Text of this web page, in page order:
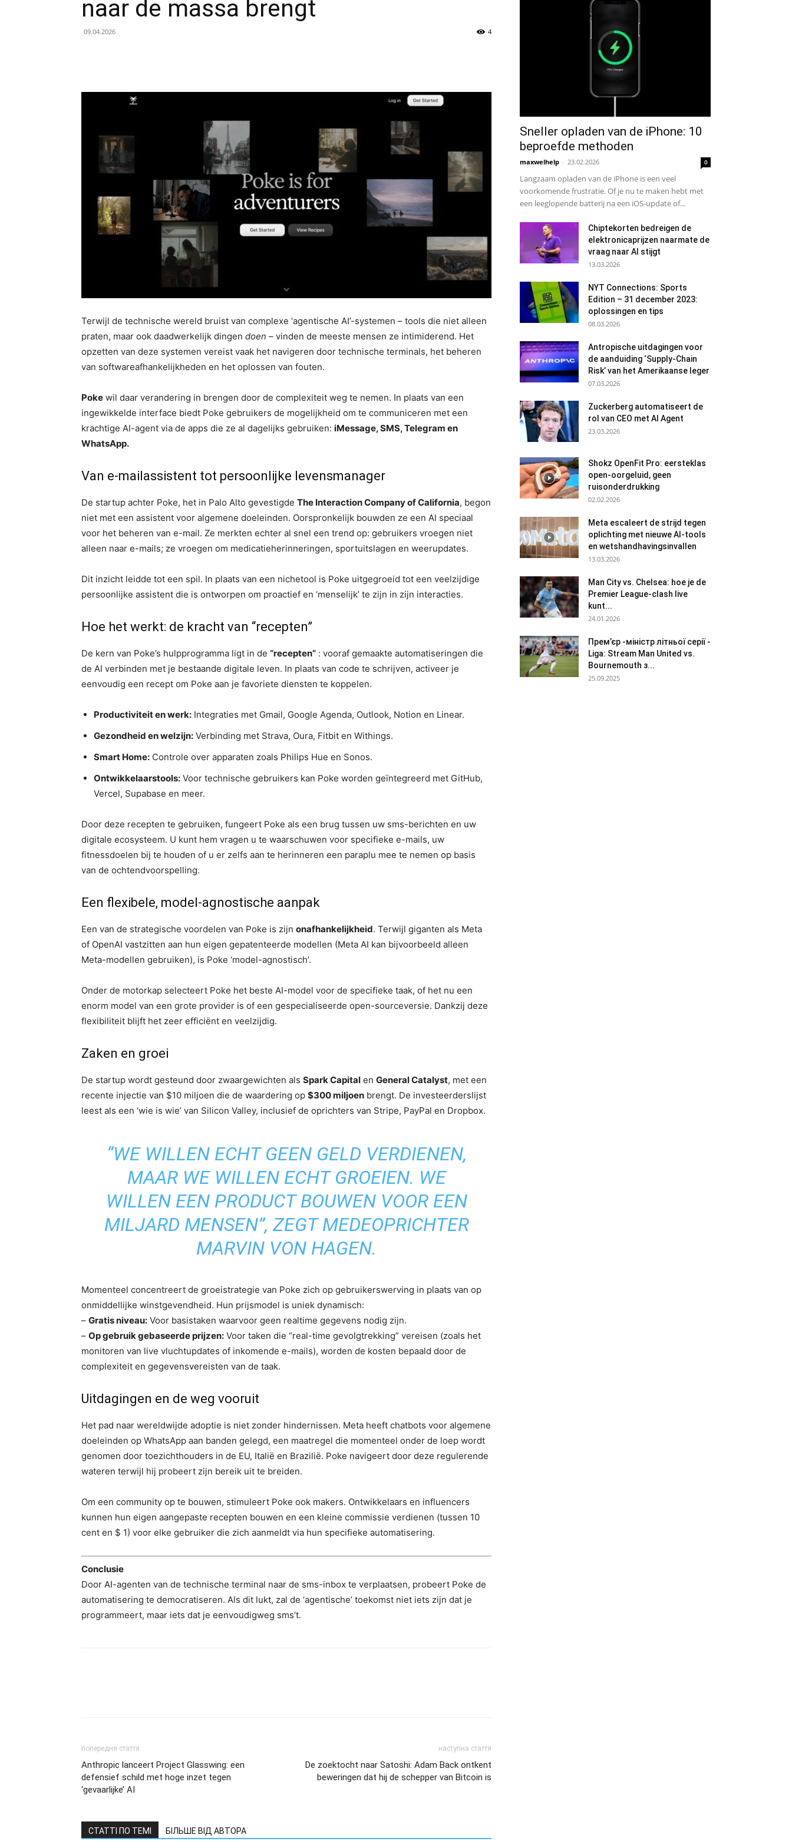
naar de massa brengt
09.04.2026 4
Terwijl de technische wereld bruist van complexe ‘agentische AI’-systemen – tools die niet alleen
praten, maar ook daadwerkelijk dingen doen – vinden de meeste mensen ze intimiderend. Het
opzetten van deze systemen vereist vaak het navigeren door technische terminals, het beheren
van softwareafhankelijkheden en het oplossen van fouten.
Poke wil daar verandering in brengen door de complexiteit weg te nemen. In plaats van een
ingewikkelde interface biedt Poke gebruikers de mogelijkheid om te communiceren met een
krachtige AI-agent via de apps die ze al dagelijks gebruiken: iMessage, SMS, Telegram en
WhatsApp.
Van e-mailassistent tot persoonlijke levensmanager
De startup achter Poke, het in Palo Alto gevestigde The Interaction Company of California, begon
niet met een assistent voor algemene doeleinden. Oorspronkelijk bouwden ze een AI speciaal
voor het beheren van e-mail. Ze merkten echter al snel een trend op: gebruikers vroegen niet
alleen naar e-mails; ze vroegen om medicatieherinneringen, sportuitslagen en weerupdates.
Dit inzicht leidde tot een spil. In plaats van een nichetool is Poke uitgegroeid tot een veelzijdige
persoonlijke assistent die is ontworpen om proactief en ‘menselijk’ te zijn in zijn interacties.
Hoe het werkt: de kracht van “recepten”
De kern van Poke’s hulpprogramma ligt in de “recepten” : vooraf gemaakte automatiseringen die
de AI verbinden met je bestaande digitale leven. In plaats van code te schrijven, activeer je
eenvoudig een recept om Poke aan je favoriete diensten te koppelen.
Productiviteit en werk: Integraties met Gmail, Google Agenda, Outlook, Notion en Linear.
Gezondheid en welzijn: Verbinding met Strava, Oura, Fitbit en Withings.
Smart Home: Controle over apparaten zoals Philips Hue en Sonos.
Ontwikkelaarstools: Voor technische gebruikers kan Poke worden geïntegreerd met GitHub,
Vercel, Supabase en meer.
Door deze recepten te gebruiken, fungeert Poke als een brug tussen uw sms-berichten en uw
digitale ecosysteem. U kunt hem vragen u te waarschuwen voor specifieke e-mails, uw
fitnessdoelen bij te houden of u er zelfs aan te herinneren een paraplu mee te nemen op basis
van de ochtendvoorspelling.
Een flexibele, model-agnostische aanpak
Een van de strategische voordelen van Poke is zijn onafhankelijkheid. Terwijl giganten als Meta
of OpenAI vastzitten aan hun eigen gepatenteerde modellen (Meta AI kan bijvoorbeeld alleen
Meta-modellen gebruiken), is Poke ‘model-agnostisch’.
Onder de motorkap selecteert Poke het beste AI-model voor de specifieke taak, of het nu een
enorm model van een grote provider is of een gespecialiseerde open-sourceversie. Dankzij deze
flexibiliteit blijft het zeer efficiënt en veelzijdig.
Zaken en groei
De startup wordt gesteund door zwaargewichten als Spark Capital en General Catalyst, met een
recente injectie van $10 miljoen die de waardering op $300 miljoen brengt. De investeerderslijst
leest als een ‘wie is wie’ van Silicon Valley, inclusief de oprichters van Stripe, PayPal en Dropbox.
“WE WILLEN ECHT GEEN GELD VERDIENEN,
MAAR WE WILLEN ECHT GROEIEN. WE
WILLEN EEN PRODUCT BOUWEN VOOR EEN
MILJARD MENSEN”, ZEGT MEDEOPRICHTER
MARVIN VON HAGEN.
Momenteel concentreert de groeistrategie van Poke zich op gebruikerswerving in plaats van op
onmiddellijke winstgevendheid. Hun prijsmodel is uniek dynamisch:
– Gratis niveau: Voor basistaken waarvoor geen realtime gegevens nodig zijn.
– Op gebruik gebaseerde prijzen: Voor taken die “real-time gevolgtrekking” vereisen (zoals het
monitoren van live vluchtupdates of inkomende e-mails), worden de kosten bepaald door de
complexiteit en gegevensvereisten van de taak.
Uitdagingen en de weg vooruit
Het pad naar wereldwijde adoptie is niet zonder hindernissen. Meta heeft chatbots voor algemene
doeleinden op WhatsApp aan banden gelegd, een maatregel die momenteel onder de loep wordt
genomen door toezichthouders in de EU, Italië en Brazilië. Poke navigeert door deze regulerende
wateren terwijl hij probeert zijn bereik uit te breiden.
Om een ​​community op te bouwen, stimuleert Poke ook makers. Ontwikkelaars en influencers
kunnen hun eigen aangepaste recepten bouwen en een kleine commissie verdienen (tussen 10
cent en $ 1) voor elke gebruiker die zich aanmeldt via hun specifieke automatisering.
Conclusie
Door AI-agenten van de technische terminal naar de sms-inbox te verplaatsen, probeert Poke de
automatisering te democratiseren. Als dit lukt, zal de ‘agentische’ toekomst niet iets zijn dat je
programmeert, maar iets dat je eenvoudigweg sms’t.
попередня стаття
Anthropic lanceert Project Glasswing: een
defensief schild met hoge inzet tegen
‘gevaarlijke’ AI
наступна стаття
De zoektocht naar Satoshi: Adam Back ontkent
beweringen dat hij de schepper van Bitcoin is
СТАТТІ ПО ТЕМІ БІЛЬШЕ ВІД АВТОРА
Sneller opladen van de iPhone: 10
beproefde methoden
maxwelhelp - 23.02.2026 0
Langzaam opladen van de iPhone is een veel
voorkomende frustratie. Of je nu te maken hebt met
een leeglopende batterij na een iOS-update of...
Chiptekorten bedreigen de
elektronicaprijzen naarmate de
vraag naar AI stijgt
13.03.2026
NYT Connections: Sports
Edition – 31 december 2023:
oplossingen en tips
08.03.2026
Antropische uitdagingen voor
de aanduiding ‘Supply-Chain
Risk’ van het Amerikaanse leger
07.03.2026
Zuckerberg automatiseert de
rol van CEO met AI Agent
23.03.2026
Shokz OpenFit Pro: eersteklas
open-oorgeluid, geen
ruisonderdrukking
02.02.2026
Meta escaleert de strijd tegen
oplichting met nieuwe AI-tools
en wetshandhavingsinvallen
13.03.2026
Man City vs. Chelsea: hoe je de
Premier League-clash live
kunt...
24.01.2026
Прем’єр -міністр літньої серії -
Liga: Stream Man United vs.
Bournemouth з...
25.09.2025